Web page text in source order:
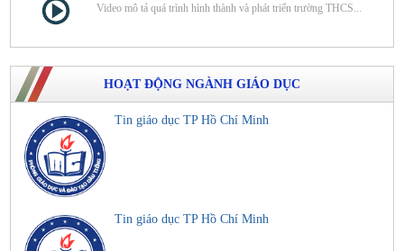
Video mô tả quá trình hình thành và phát triển trường THCS...
HOẠT ĐỘNG NGÀNH GIÁO DỤC
Tin giáo dục TP Hồ Chí Minh
Tin giáo dục TP Hồ Chí Minh